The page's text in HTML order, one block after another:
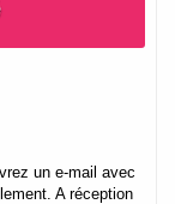
un e-mail avec
A réception